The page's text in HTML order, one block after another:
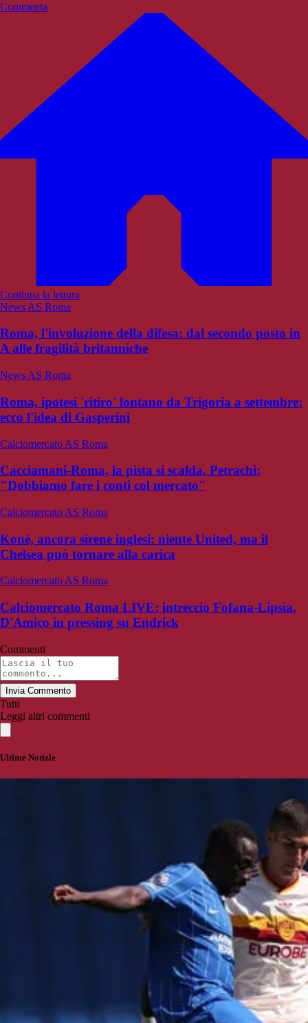
Commenta
Continua la lettura
News AS Roma
Roma, l'involuzione della difesa: dal secondo posto in
A alle fragilità britanniche
News AS Roma
Roma, ipotesi 'ritiro' lontano da Trigoria a settembre:
ecco l'idea di Gasperini
Calciomercato AS Roma
Cacciamani-Roma, la pista si scalda. Petrachi:
"Dobbiamo fare i conti col mercato"
Calciomercato AS Roma
Koné, ancora sirene inglesi: niente United, ma il
Chelsea può tornare alla carica
Calciomercato AS Roma
Calciomercato Roma LIVE: intreccio Fofana-Lipsia.
D'Amico in pressing su Endrick
Commenti
Invia Commento
Tutti
Leggi altri commenti
Ultime Notizie